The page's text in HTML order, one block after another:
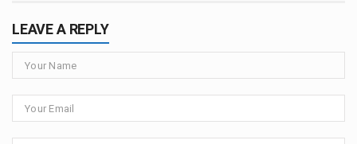
LEAVE A REPLY